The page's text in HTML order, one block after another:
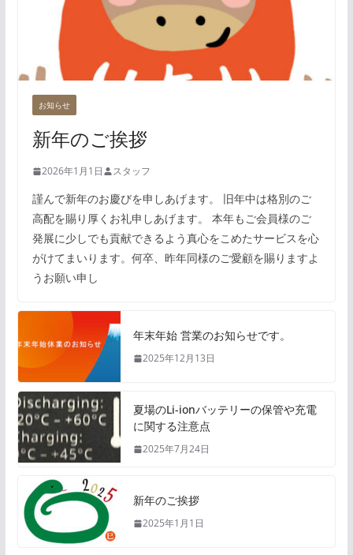
お知らせ
新年のご挨拶
2026年1月1日 スタッフ
謹んで新年のお慶びを申しあげます。 旧年中は格別のご
高配を賜り厚くお礼申しあげます。 本年もご会員様のご
発展に少しでも貢献できるよう真心をこめたサービスを心
がけてまいります。何卒、昨年同様のご愛顧を賜りますよ
うお願い申し
年末年始 営業のお知らせです。
2025年12月13日
夏場のLi-ionバッテリーの保管や充電
に関する注意点
2025年7月24日
新年のご挨拶
2025年1月1日